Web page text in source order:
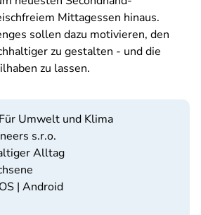
Mittagessen hinaus.
sollen dazu motivieren, den
zu gestalten - und die
zu lassen.
Umwelt und Klima
s.r.o.
Alltag
| Android